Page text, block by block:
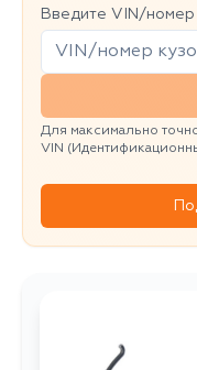
Введите VIN/номер
Для максимально
VIN